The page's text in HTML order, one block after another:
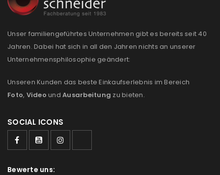
Unser familiengeführtes Unternehmen gibt es bereits seit 40
Jahren. Dabei hat sich in all den Jahren nichts an unserer
Unternehmensphilosophie geändert:
Unseren Kunden das beste Einkaufserlebnis im Bereich
Foto, Video und Ausarbeitung zu bieten.
SOCIAL ICONS
Bewerte uns: